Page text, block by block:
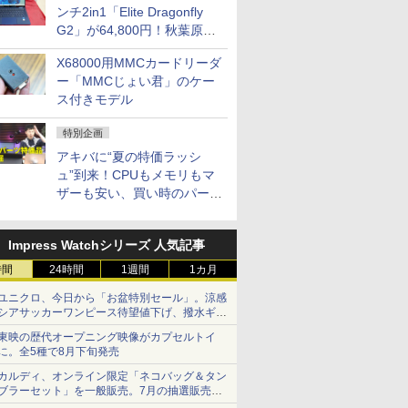
ンチ2in1「Elite Dragonfly
G2」が64,800円！秋葉原で
中古PCセール
X68000用MMCカードリーダ
ー「MMCじょい君」のケー
ス付きモデル
特別企画
アキバに“夏の特価ラッシ
ュ”到来！CPUもメモリもマ
ザーも安い、買い時のパーツ
Impress Watchシリーズ 人気記事
24時間 1週間 1カ月
ニクロ、今日から「お盆特別セール」。涼感
アサッカーワンピース待望値下げ、撥水ギア
ョーツは1990円に
映の歴代オープニング映像がカプセルトイ
。全5種で8月下旬発売
ルディ、オンライン限定「ネコバッグ＆タン
ラーセット」を一般販売。7月の抽選販売の
選無効分